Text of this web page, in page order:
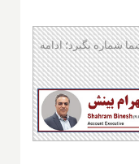
شماره بگیرد؛ ادامه